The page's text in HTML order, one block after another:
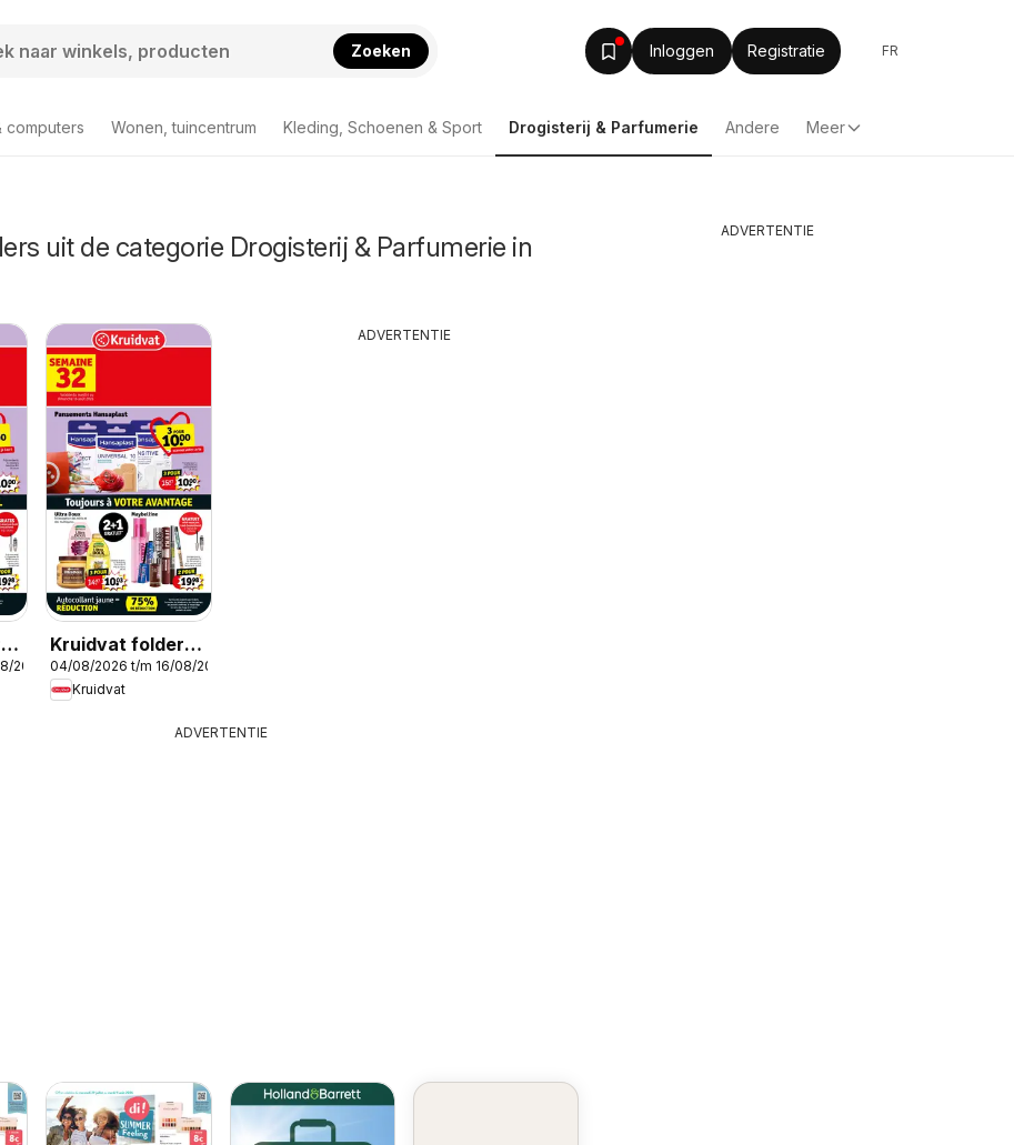
Zoeken Inloggen Registratie FR
computers Wonen, tuincentrum Kleding, Schoenen & Sport Drogisterij & Parfumerie Andere Meer
uit de categorie Drogisterij & Parfumerie in
2026
Kruidvat folder
semaine 32
04/08/2026 t/m 16/08/2026
Kruidvat
ADVERTENTIE
ADVERTENTIE
ADVERTENTIE